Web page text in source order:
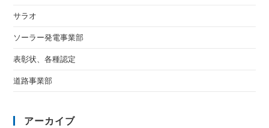
サラオ
ソーラー発電事業部
表彰状、各種認定
道路事業部
アーカイブ